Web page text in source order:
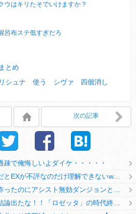
ウはキリたそでいけますか？
呂布ステ低すぎだろ
とめ
シュナ 使う シヴァ 四個消し
次の記事
疎で俺悔しいよダイケ・・・・・